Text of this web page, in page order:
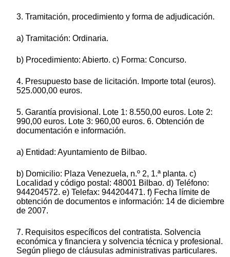
3. Tramitación, procedimiento y forma de adjudicación.
a) Tramitación: Ordinaria.
b) Procedimiento: Abierto. c) Forma: Concurso.
4. Presupuesto base de licitación. Importe total (euros).
525.000,00 euros.
5. Garantía provisional. Lote 1: 8.550,00 euros. Lote 2:
990,00 euros. Lote 3: 960,00 euros. 6. Obtención de
documentación e información.
a) Entidad: Ayuntamiento de Bilbao.
b) Domicilio: Plaza Venezuela, n.º 2, 1.ª planta. c)
Localidad y código postal: 48001 Bilbao. d) Teléfono:
944204572. e) Telefax: 944204471. f) Fecha límite de
obtención de documentos e información: 14 de diciembre
de 2007.
7. Requisitos específicos del contratista. Solvencia
económica y financiera y solvencia técnica y profesional.
Según pliego de cláusulas administrativas particulares.